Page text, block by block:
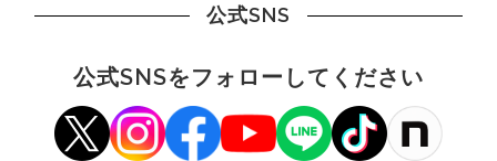
公式SNS
公式SNSをフォローしてください